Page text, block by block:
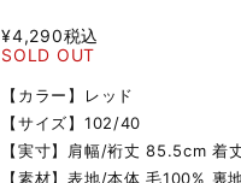
¥4,290税込
SOLD OUT
【カラー】レッド
【サイズ】102/40
【実寸】肩幅/裄丈 85.5cm
【素材】表地/本体 毛100%